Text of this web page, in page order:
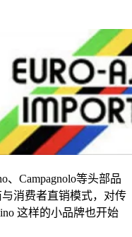
、Campagnolo等头部品
消费者直销模式，对传
这样的小品牌也开始